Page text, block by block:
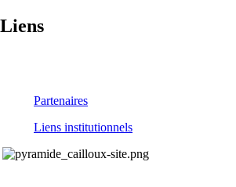
Liens
Partenaires
Liens institutionnels